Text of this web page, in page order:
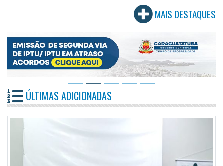
MAIS DESTAQUES
ÚLTIMAS ADICIONADAS